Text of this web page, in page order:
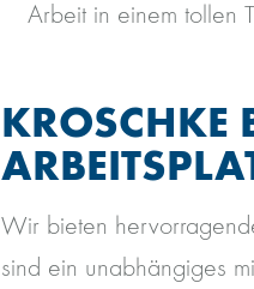
Arbeit in einem tollen
KROSCHKE
Wir bieten
sind ein unabhängiges